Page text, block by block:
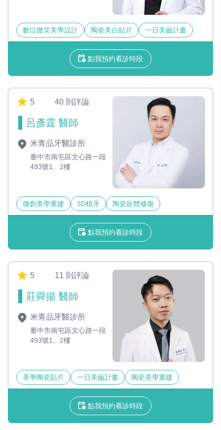
數位微笑美學設計 陶瓷美白貼片 一日美齒計畫
點我預約看診時段
5 40 則評論
呂彥霆 醫師
米青品牙醫診所
臺中市南屯區文心路一段
493號1、2樓
微創美學重建 3D植牙 陶瓷嵌體修復
點我預約看診時段
5 11 則評論
莊舜揚 醫師
米青品牙醫診所
臺中市南屯區文心路一段
493號1、2樓
美學陶瓷貼片 一日美齒計畫 陶瓷美學重建
點我預約看診時段